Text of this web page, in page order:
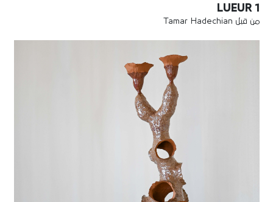
LUEUR 1
من قبل Tamar Hadechian